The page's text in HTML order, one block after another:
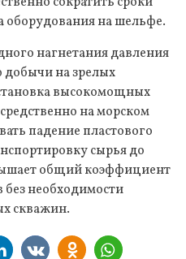
оборудования на шельфе.
нагнетания давления
добычи на зрелых
высокомощных
на морском
падение пластового
сырья до
общий коэффициент
без необходимости
скважин.